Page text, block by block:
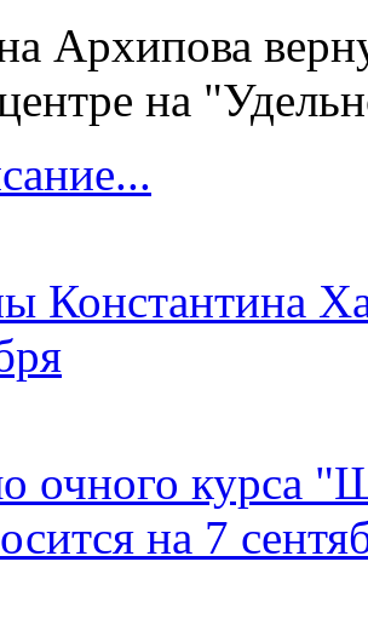
Архипова
на
Константина
очного курса
на 7